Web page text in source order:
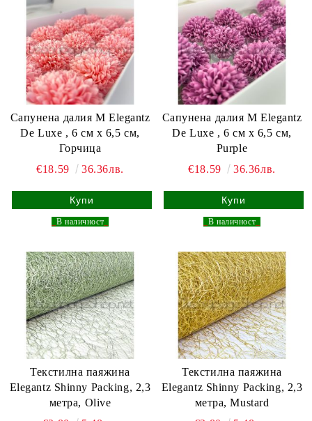
Сапунена далия M Elegantz
De Luxe , 6 см x 6,5 см,
Горчица
€18.59
36.36лв.
В наличност
Сапунена далия M Elegantz
De Luxe , 6 см x 6,5 см,
Purple
€18.59
36.36лв.
В наличност
Текстилна паяжина
Elegantz Shinny Packing, 2,3
метра, Olive
Текстилна паяжина
Elegantz Shinny Packing, 2,3
метра, Mustard